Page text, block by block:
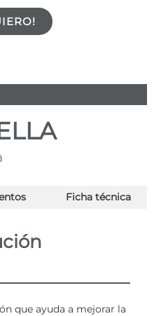
Ficha técnica
que ayuda a mejorar la